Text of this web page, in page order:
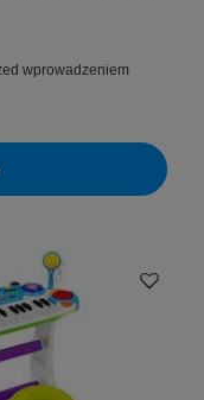
wprowadzeniem